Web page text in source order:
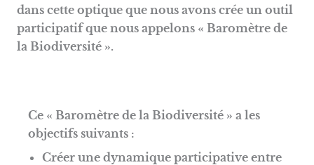
dans cette optique que nous avons crée un outil
participatif que nous appelons « Baromètre de
la Biodiversité ».
Ce « Baromètre de la Biodiversité » a les
objectifs suivants :
Créer une dynamique participative entre